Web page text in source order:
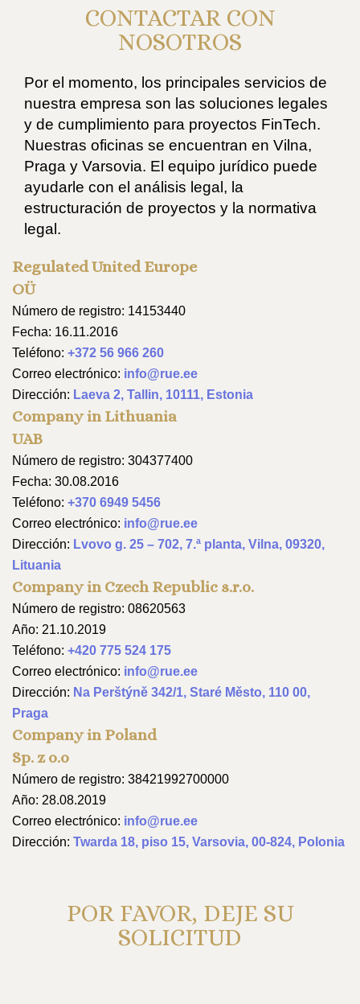
CONTACTAR CON
NOSOTROS
Por el momento, los principales servicios de
nuestra empresa son las soluciones legales
y de cumplimiento para proyectos FinTech.
Nuestras oficinas se encuentran en Vilna,
Praga y Varsovia. El equipo jurídico puede
ayudarle con el análisis legal, la
estructuración de proyectos y la normativa
legal.
Regulated United Europe
OÜ
Número de registro: 14153440
Fecha: 16.11.2016
Teléfono: +372 56 966 260
Correo electrónico: info@rue.ee
Dirección: Laeva 2, Tallin, 10111, Estonia
Company in Lithuania
UAB
Número de registro: 304377400
Fecha: 30.08.2016
Teléfono: +370 6949 5456
Correo electrónico: info@rue.ee
Dirección: Lvovo g. 25 – 702, 7.ª planta, Vilna, 09320,
Lituania
Company in Czech Republic s.r.o.
Número de registro: 08620563
Año: 21.10.2019
Teléfono: +420 775 524 175
Correo electrónico: info@rue.ee
Dirección: Na Perštýně 342/1, Staré Město, 110 00,
Praga
Company in Poland
Sp. z o.o
Número de registro: 38421992700000
Año: 28.08.2019
Correo electrónico: info@rue.ee
Dirección: Twarda 18, piso 15, Varsovia, 00-824, Polonia
POR FAVOR, DEJE SU
SOLICITUD